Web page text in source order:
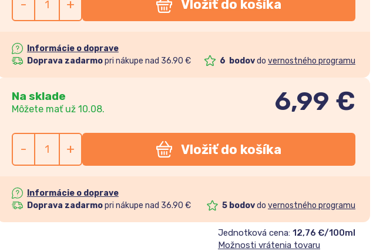
- + Vložiť do košíka
Informácie o doprave
Doprava zadarmopri nákupe nad 36.90 € 6 bodovdo vernostného programu
Na sklade
Môžete mať už 10.08. 6,99 €
- + Vložiť do košíka
Informácie o doprave
Doprava zadarmopri nákupe nad 36.90 € 5 bodovdo vernostného programu
Jednotková cena: 12,76 €/100ml
Možnosti vrátenia tovaru